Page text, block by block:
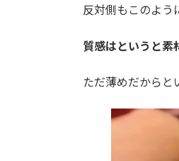
反対側もこのよう
質感はというと素
ただ薄めだからと